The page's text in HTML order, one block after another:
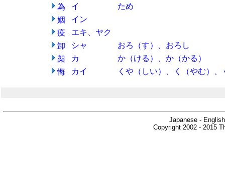
為
イ
ため
姻
イン
疫
エキ、ヤク
卸
シャ
おろ（す）、おろし
架
カ
か（ける）、か（かる）
悔
カイ くや（しい）、く（やむ）、
Japanese -
Copyright 2002 - 2015